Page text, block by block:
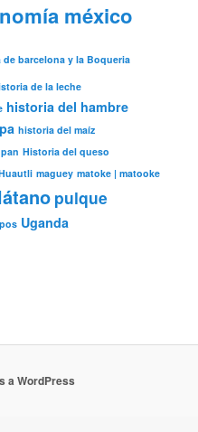
méxico
barcelona y la Boqueria
de la leche
historia del hambre
historia del maíz
Historia del queso
maguey matoke | matooke
pulque
Uganda
a WordPress